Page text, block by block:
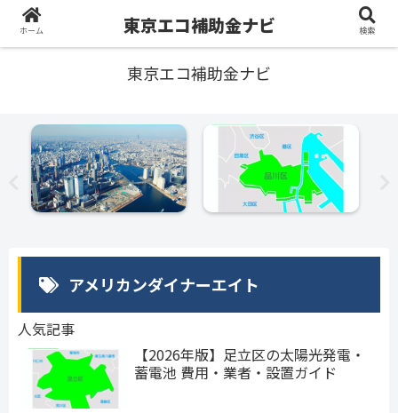
東京エコ補助金ナビ
アメリカンダイナーエイト
人気記事
【2026年版】足立区の太陽光発電・
蓄電池 費用・業者・設置ガイド
ホーム 東京エコ補助金ナビ 検索